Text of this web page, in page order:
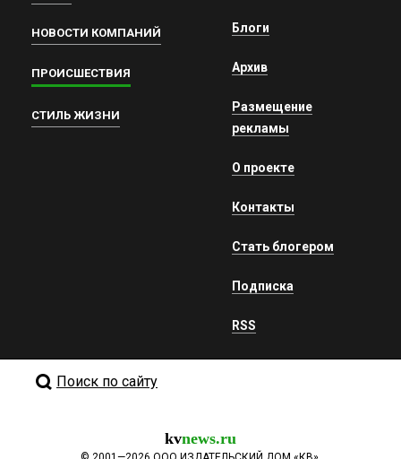
НОВОСТИ КОМПАНИЙ
ПРОИСШЕСТВИЯ
СТИЛЬ ЖИЗНИ
Блоги
Архив
Размещение
рекламы
О проекте
Контакты
Стать блогером
Подписка
RSS
Поиск по сайту
kvnews.ru